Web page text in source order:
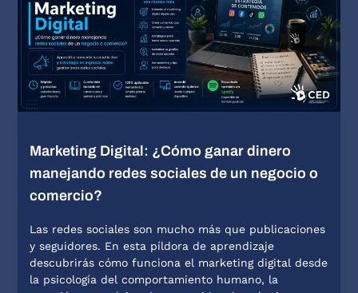
Marketing Digital: ¿Cómo ganar dinero
manejando redes sociales de un negocio o
comercio?
Las redes sociales son mucho más que publicaciones
y seguidores. En esta píldora de aprendizaje
descubrirás cómo funciona el marketing digital desde
la psicología del comportamiento humano, la